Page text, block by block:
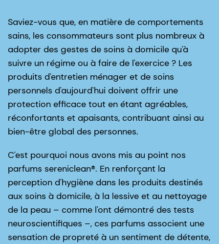
Saviez-vous que, en matière de comportements
sains, les consommateurs sont plus nombreux à
adopter des gestes de soins à domicile qu'à
suivre un régime ou à faire de l'exercice ? Les
produits d'entretien ménager et de soins
personnels d'aujourd'hui doivent offrir une
protection efficace tout en étant agréables,
réconfortants et apaisants, contribuant ainsi au
bien-être global des personnes.
C'est pourquoi nous avons mis au point nos
parfums sereniclean®. En renforçant la
perception d'hygiène dans les produits destinés
aux soins à domicile, à la lessive et au nettoyage
de la peau – comme l'ont démontré des tests
neuroscientifiques –, ces parfums associent une
sensation de propreté à un sentiment de détente,